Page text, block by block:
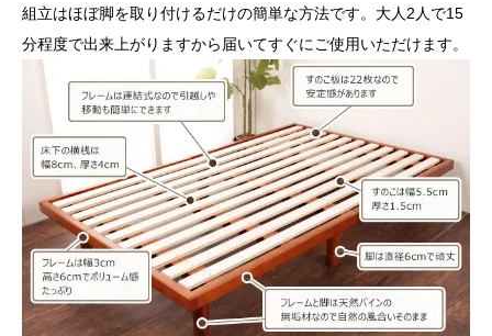
組立はほぼ脚を取り付けるだけの簡単な方法です。大人2人で15
分程度で出来上がりますから届いてすぐにご使用いただけます。